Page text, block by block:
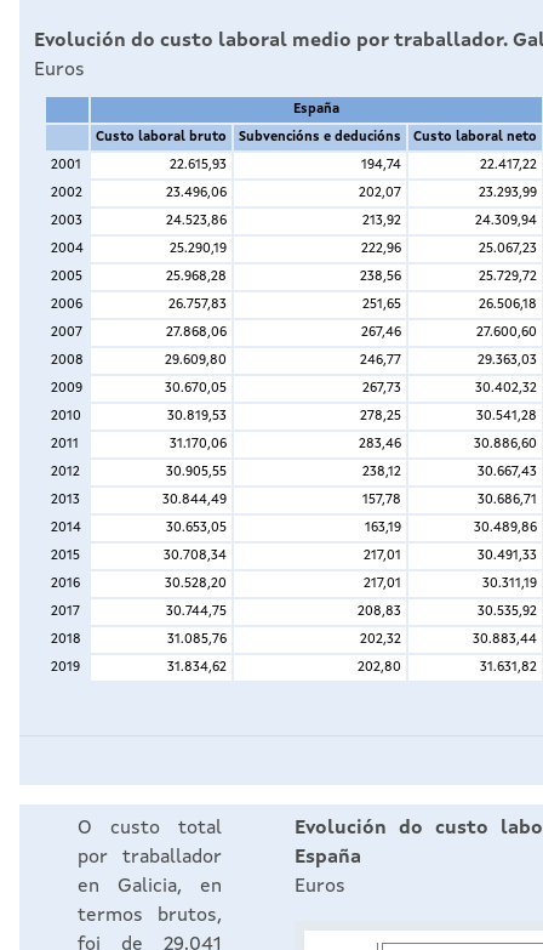
Evolución do custo laboral medio por traballador.
Euros
O custo total
por traballador
en Galicia, en
termos brutos,
foi de 29.041
Evolución do custo
España
Euros